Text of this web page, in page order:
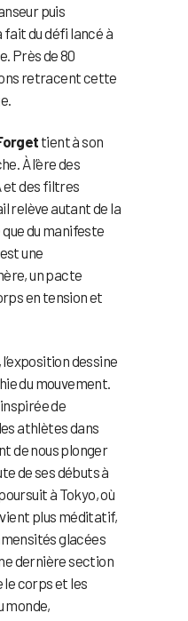
puis
du défi lancé à
Près de 80
retracent cette
tient à son
À l’ère des
et des filtres
relève autant de la
du manifeste
une
un pacte
en tension et
dessine
du mouvement.
inspirée de
athlètes dans
de nous plonger
de ses débuts à
à Tokyo, où
plus méditatif,
glacées
dernière section
le corps et les
monde,